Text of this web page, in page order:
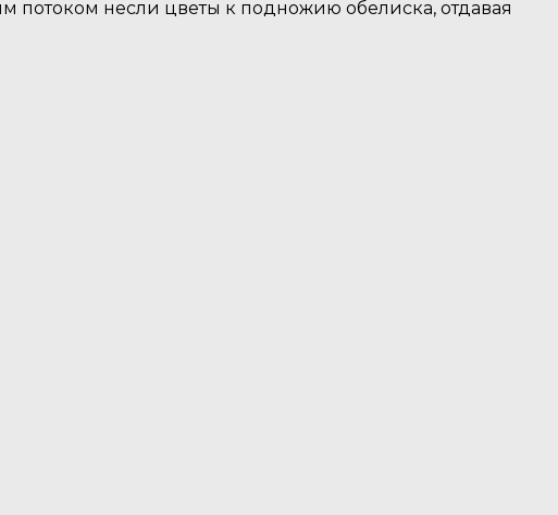
потоком несли цветы к подножию обелиска, отдавая